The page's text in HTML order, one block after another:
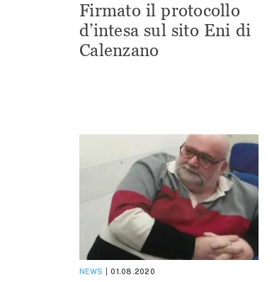
Firmato il protocollo
d’intesa sul sito Eni di
Calenzano
NEWS 01.08.2020